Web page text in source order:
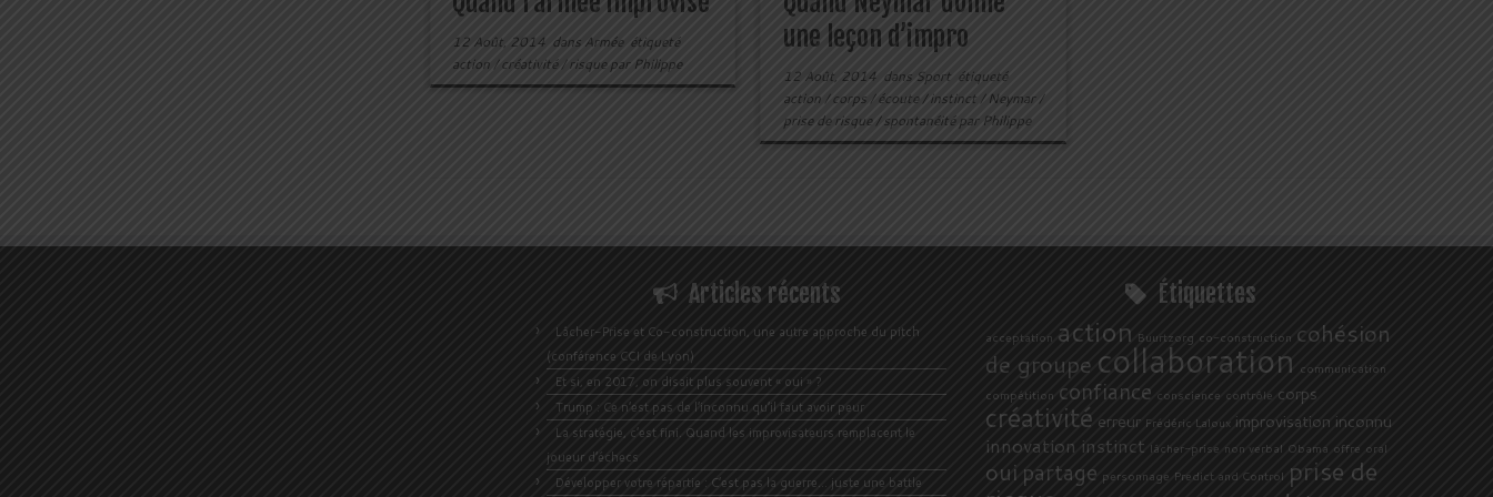
12 Août, 2014 dans Armée étiqueté
action /créativité/risquepar Philippe
une leçon d’impro
12 Août, 2014dans Sport étiqueté
action /corps /écoute /instinct /Neymar/
prise de risque/spontanéitépar Philippe
Articles récents
Lâcher-Prise et Co-construction, une autre approche du pitch
(conférence CCI de Lyon)
Et si, en 2017, on disait plus souvent « oui » ?
Trump : Ce n’est pas de l’inconnu qu’il faut avoir peur
La stratégie, c’est fini. Quand les improvisateurs remplacent le
joueur d’échecs
Développer votre répartie : C’est pas la guerre… juste une battle
Étiquettes
acceptation action Buurtzorg co-construction cohésion
de groupe collaboration communication
compétition confiance conscience contrôle corps
créativité erreur Frédéric Laloux improvisation inconnu
innovation instinct lâcher-prise non verbal Obama offre oral
oui partage personnage Predict and Control prise de